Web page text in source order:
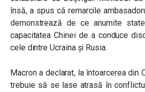
însă, a spus că remarcile
demonstrează de ce anumite
capacitatea Chinei de a conduce
cele dintre Ucraina și Rusia.
Macron a declarat, la întoarcerea din
trebuie să se lase atrasă în